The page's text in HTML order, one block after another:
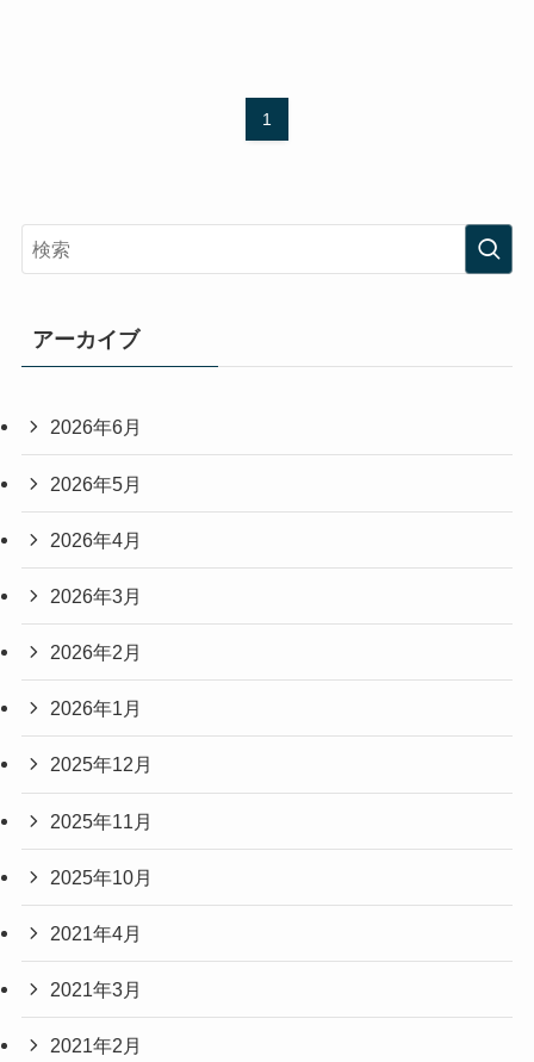
1
アーカイブ
2026年6月
2026年5月
2026年4月
2026年3月
2026年2月
2026年1月
2025年12月
2025年11月
2025年10月
2021年4月
2021年3月
2021年2月